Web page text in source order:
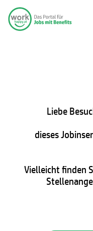
Liebe
dieses
Vielleicht finden